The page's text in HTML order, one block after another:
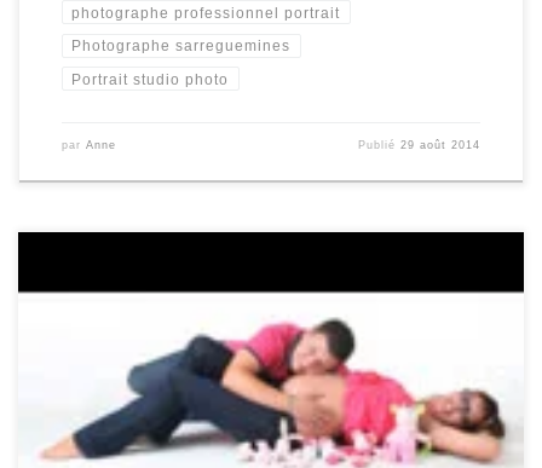
photographe professionnel portrait
Photographe sarreguemines
Portrait studio photo
par Anne Publié29 août 2014
Cet après-midi, j’ai un deuxième rendez-vous pour des photos
de grossesse et j’accueille un couple : Aurélie et Pascal. La
future maman me dit qu’elle est ravie car c’est un cadeau qu’elle
s’offre en partie grâce à ses amis « Sébastien, Ophélie,
Romane, Aline et les 2 Christophe » qui lui on […]